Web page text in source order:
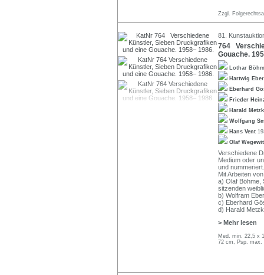
Zzgl.
81.
764
Gouache.
Lothar
Hartwig
Eberhard
Frieder
Harald
Wolfgang
Hans Vent
Olaf
Verschiedene
Medium oder
und
Mit Arbeiten von
a) Olaf Böhme,
sitzenden
b) Wolfram
c) Eberhard
d) Harald
> Mehr lesen
Med. min. 22,5 x
72 cm, Psp. max.